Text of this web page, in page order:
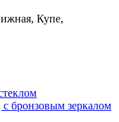
Купе,
бронзовым зеркалом